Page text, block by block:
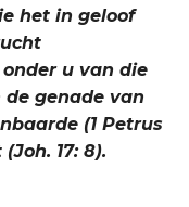
het in geloof
u van die
genade van
(1 Petrus
17: 8).